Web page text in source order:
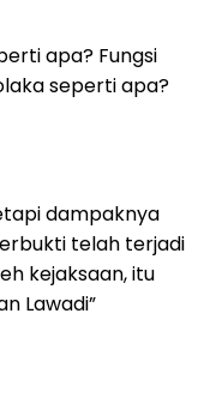
apa? Fungsi
seperti apa?
dampaknya
telah terjadi
kejaksaan, itu
Lawadi”